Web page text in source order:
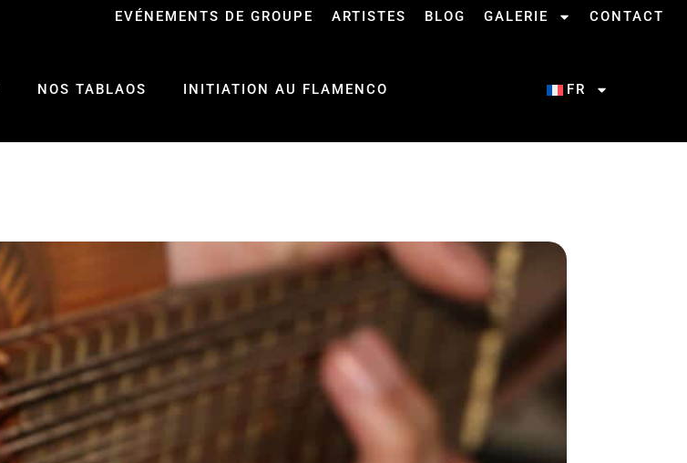
EVÉNEMENTS DE GROUPE ARTISTES BLOG GALERIE CONTACT
NOS TABLAOS INITIATION AU FLAMENCO FR